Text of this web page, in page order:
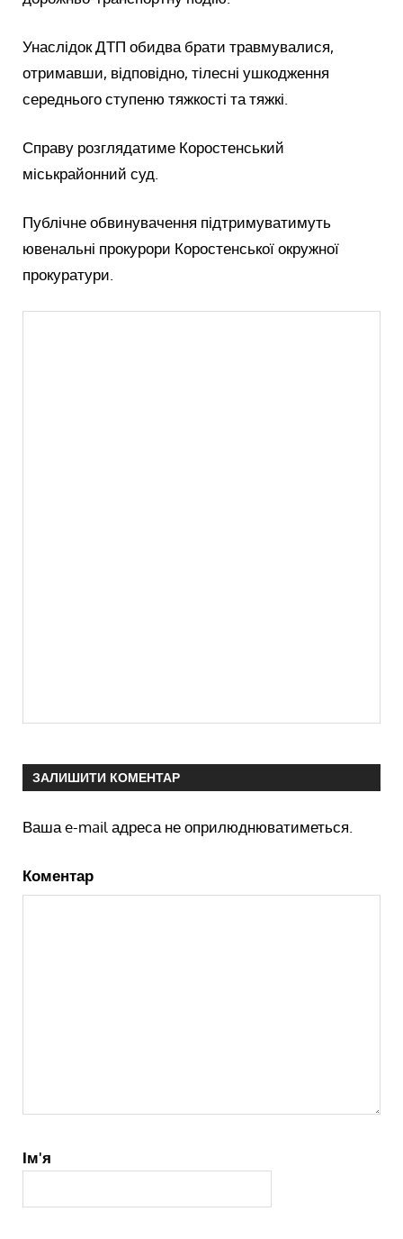
Унаслідок ДТП обидва брати травмувалися,
отримавши, відповідно, тілесні ушкодження
середнього ступеню тяжкості та тяжкі.
Справу розглядатиме Коростенський
міськрайонний суд.
Публічне обвинувачення підтримуватимуть
ювенальні прокурори Коростенської окружної
прокуратури.
ЗАЛИШИТИ КОМЕНТАР
Ваша e-mail адреса не оприлюднюватиметься.
Коментар
Ім'я